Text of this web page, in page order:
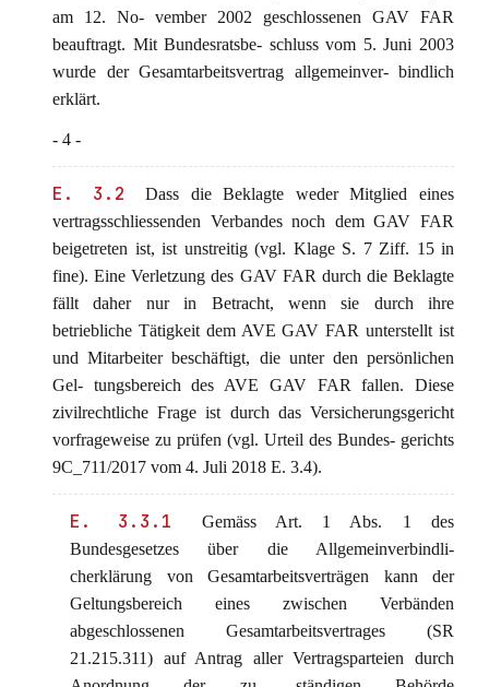
am 12. No- vember 2002 geschlossenen GAV FAR
beauftragt. Mit Bundesratsbe- schluss vom 5. Juni 2003
wurde der Gesamtarbeitsvertrag allgemeinver- bindlich
erklärt.
- 4 -
E. 3.2
Dass die Beklagte weder Mitglied eines
vertragsschliessenden Verbandes noch dem GAV FAR
beigetreten ist, ist unstreitig (vgl. Klage S. 7 Ziff. 15 in
fine). Eine Verletzung des GAV FAR durch die Beklagte
fällt daher nur in Betracht, wenn sie durch ihre
betriebliche Tätigkeit dem AVE GAV FAR unterstellt ist
und Mitarbeiter beschäftigt, die unter den persönlichen
Gel- tungsbereich des AVE GAV FAR fallen. Diese
zivilrechtliche Frage ist durch das Versicherungsgericht
vorfrageweise zu prüfen (vgl. Urteil des Bundes- gerichts
9C_711/2017 vom 4. Juli 2018 E. 3.4).
E. 3.3.1
Gemäss Art. 1 Abs. 1 des
Bundesgesetzes über die Allgemeinverbindli-
cherklärung von Gesamtarbeitsverträgen kann der
Geltungsbereich eines zwischen Verbänden
abgeschlossenen Gesamtarbeitsvertrages (SR
21.215.311) auf Antrag aller Vertragsparteien durch